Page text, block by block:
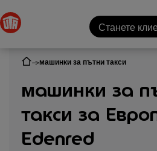
Станете
машинки за пътни такси
машинки за
такси за
Edenred